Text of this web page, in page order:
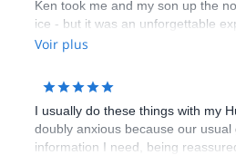
Ken took me and my son up the
ice - but it was an unforgettable
Voir plus
I usually do these things with my
doubly anxious because our
information I need, being